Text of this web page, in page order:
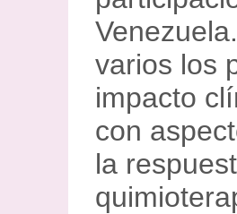
varios los
impacto
con
la